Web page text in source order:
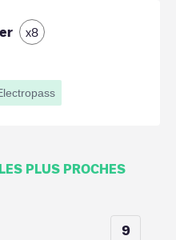
x8
PLUS PROCHES
9